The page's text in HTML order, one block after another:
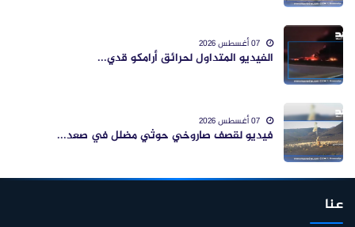
الفيديو المتداول لحرائق أرامكو قدي...
فيديو لقصف صاروخي حوثي مضلل في صعد...
عنا